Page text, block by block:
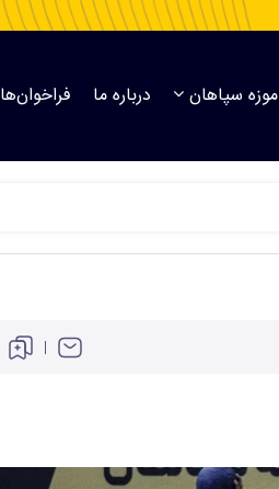
موزه سپاهان درباره ما فراخوان‌ها